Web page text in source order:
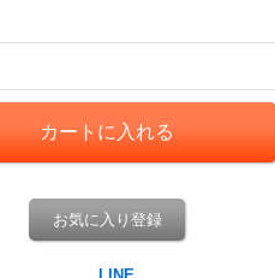
お気に入り登録